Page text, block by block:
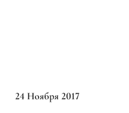
24 Ноября 2017